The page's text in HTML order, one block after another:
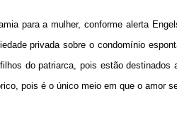
para a mulher, conforme alerta
privada sobre o condomínio
do patriarca, pois estão
pois é o único meio em que o amor